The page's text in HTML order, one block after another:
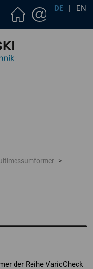
DE | EN
der Reihe VarioCheck